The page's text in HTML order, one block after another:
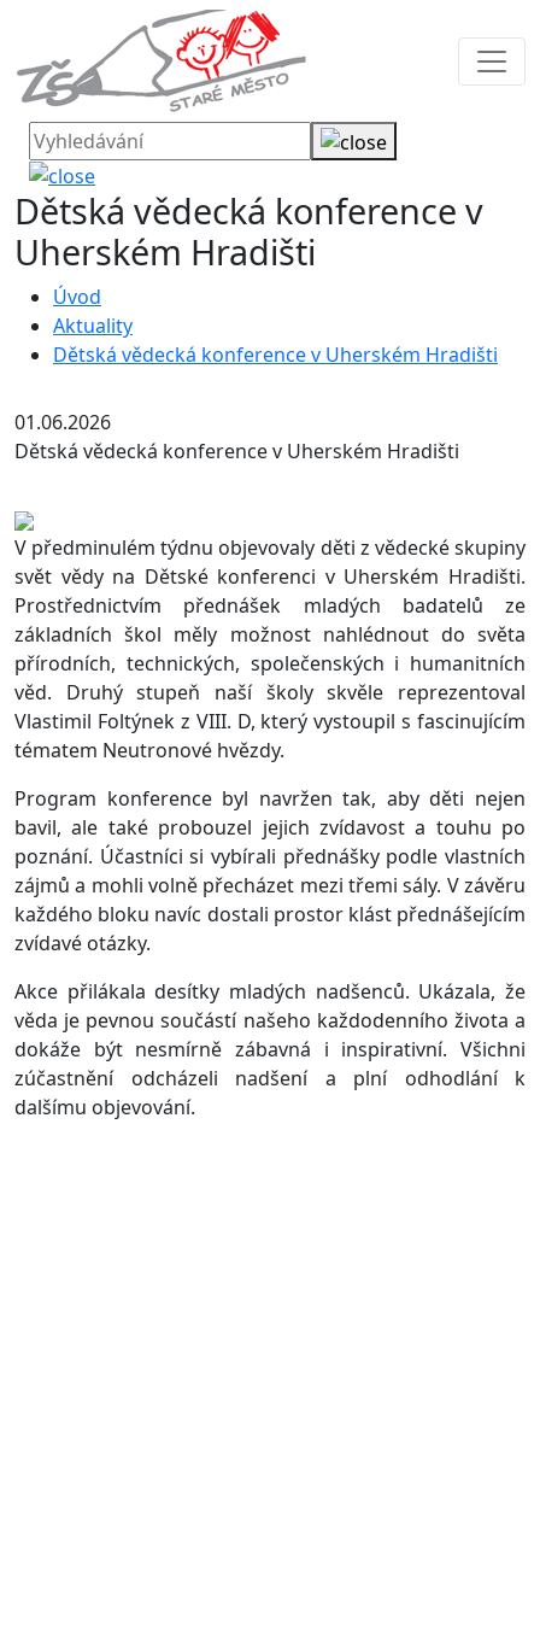
Dětská vědecká konference v
Uherském Hradišti
Úvod
Aktuality
Dětská vědecká konference v Uherském Hradišti
01.06.2026
Dětská vědecká konference v Uherském Hradišti
V předminulém týdnu objevovaly děti z vědecké skupiny
svět vědy na Dětské konferenci v Uherském Hradišti.
Prostřednictvím přednášek mladých badatelů ze
základních škol měly možnost nahlédnout do světa
přírodních, technických, společenských i humanitních
věd. Druhý stupeň naší školy skvěle reprezentoval
Vlastimil Foltýnek z VIII. D, který vystoupil s fascinujícím
tématem Neutronové hvězdy.
Program konference byl navržen tak, aby děti nejen
bavil, ale také probouzel jejich zvídavost a touhu po
poznání. Účastníci si vybírali přednášky podle vlastních
zájmů a mohli volně přecházet mezi třemi sály. V závěru
každého bloku navíc dostali prostor klást přednášejícím
zvídavé otázky.
Akce přilákala desítky mladých nadšenců. Ukázala, že
věda je pevnou součástí našeho každodenního života a
dokáže být nesmírně zábavná i inspirativní. Všichni
zúčastnění odcházeli nadšení a plní odhodlání k
dalšímu objevování.